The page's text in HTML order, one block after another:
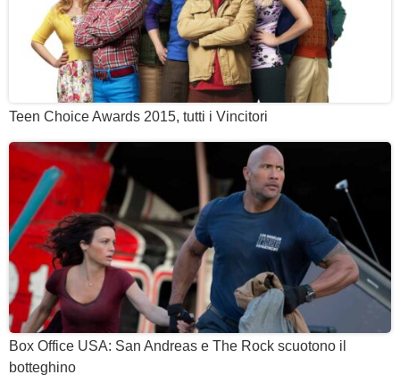
Teen Choice Awards 2015, tutti i Vincitori
Box Office USA: San Andreas e The Rock scuotono il
botteghino